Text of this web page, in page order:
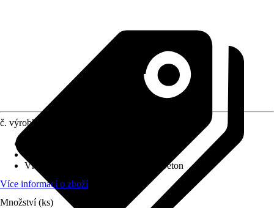
č. výrobku
Vhodné pro podklad
Dřevo, Kov, Beton
Více informací o zboží
Množství (ks)